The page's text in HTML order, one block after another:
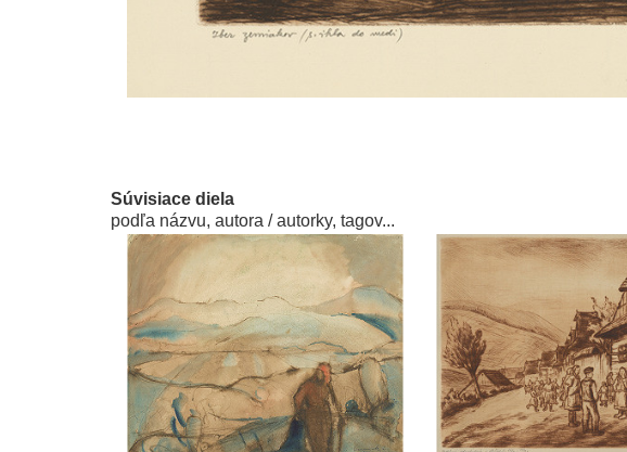
Súvisiace diela
podľa názvu, autora / autorky, tagov...